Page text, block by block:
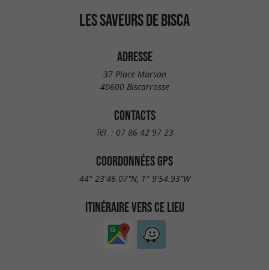
LES SAVEURS DE BISCA
ADRESSE
37 Place Marsan
40600 Biscarrosse
CONTACTS
Tél. : 07 86 42 97 23
COORDONNÉES GPS
44° 23'46.07"N, 1° 9'54.93"W
ITINÉRAIRE VERS CE LIEU